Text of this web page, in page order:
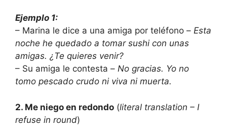
Ejemplo 1:
– Marina le dice a una amiga por teléfono – Esta
noche he quedado a tomar sushi con unas
amigas. ¿Te quieres venir?
– Su amiga le contesta – No gracias. Yo no
tomo pescado crudo ni viva ni muerta.
2. Me niego en redondo (literal translation – I
refuse in round)